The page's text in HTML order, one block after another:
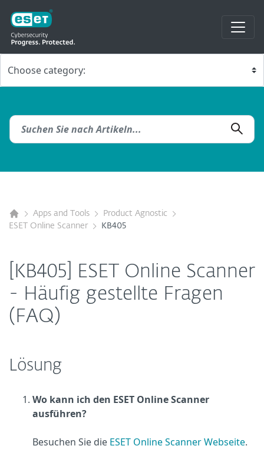
Apps and Tools
Product Agnostic
ESET Online Scanner
KB405
[KB405] ESET Online Scanner
- Häufig gestellte Fragen
(FAQ)
Lösung
Wo kann ich den ESET Online Scanner
ausführen?
Besuchen Sie die ESET Online Scanner Webseite.